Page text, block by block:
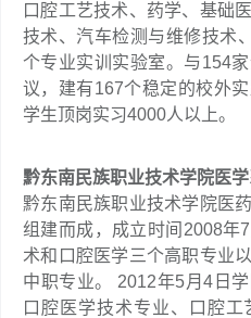
口腔工艺技术、药学、基础
技术、汽车检测与维修技术
个专业实训实验室。与154
议，建有167个稳定的校外
学生顶岗实习4000人以上。
黔东南民族职业技术学院医
黔东南民族职业技术学院医
组建而成，成立时间2008年
术和口腔医学三个高职专业
中职专业。 2012年5月4日
口腔医学技术专业、口腔